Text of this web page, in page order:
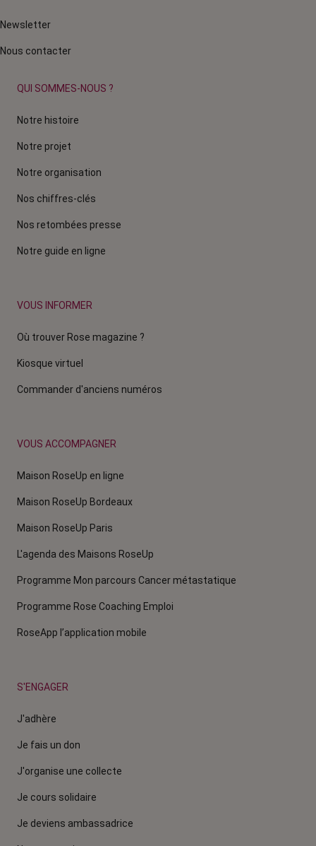
Newsletter
Nous contacter
QUI SOMMES-NOUS ?
Notre histoire
Notre projet
Notre organisation
Nos chiffres-clés
Nos retombées presse
Notre guide en ligne
VOUS INFORMER
Où trouver Rose magazine ?
Kiosque virtuel
Commander d'anciens numéros
VOUS ACCOMPAGNER
Maison RoseUp en ligne
Maison RoseUp Bordeaux
Maison RoseUp Paris
L'agenda des Maisons RoseUp
Programme Mon parcours Cancer métastatique
Programme Rose Coaching Emploi
RoseApp l’application mobile
S'ENGAGER
J'adhère
Je fais un don
J'organise une collecte
Je cours solidaire
Je deviens ambassadrice